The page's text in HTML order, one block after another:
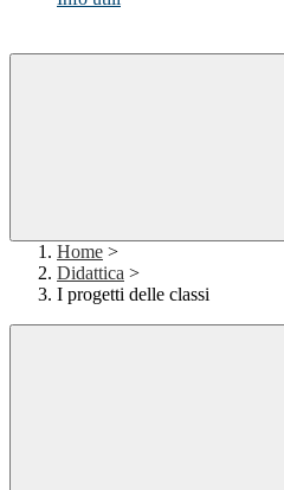
Home >
Didattica >
I progetti delle classi